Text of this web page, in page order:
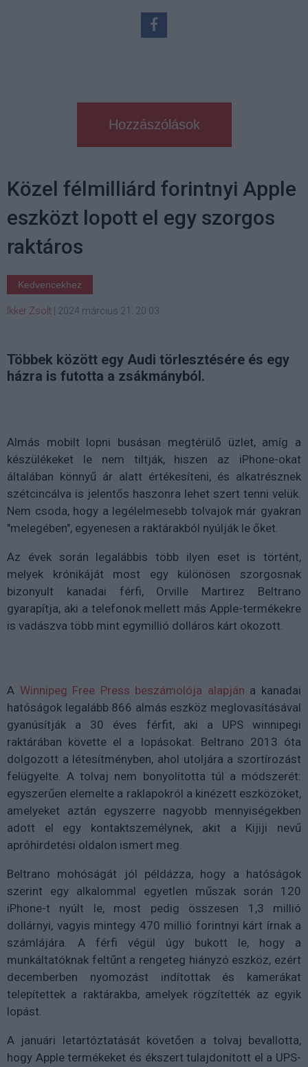
Hozzászólások
Közel félmilliárd forintnyi Apple
eszközt lopott el egy szorgos
raktáros
Kedvencekhez
Ikker Zsolt 2024 március 21. 20:03
Többek között egy Audi törlesztésére és egy
házra is futotta a zsákmányból.
Almás mobilt lopni busásan megtérülő üzlet, amíg a
készülékeket le nem tiltják, hiszen az iPhone-okat
általában könnyű ár alatt értékesíteni, és alkatrésznek
szétcincálva is jelentős haszonra lehet szert tenni velük.
Nem csoda, hogy a legélelmesebb tolvajok már gyakran
"melegében", egyenesen a raktárakból nyúlják le őket.
Az évek során legalábbis több ilyen eset is történt,
melyek krónikáját most egy különösen szorgosnak
bizonyult kanadai férfi, Orville Martirez Beltrano
gyarapítja, aki a telefonok mellett más Apple-termékekre
is vadászva több mint egymillió dolláros kárt okozott.
A Winnipeg Free Press beszámolója alapján a kanadai
hatóságok legalább 866 almás eszköz meglovasításával
gyanúsítják a 30 éves férfit, aki a UPS winnipegi
raktárában követte el a lopásokat. Beltrano 2013 óta
dolgozott a létesítményben, ahol utoljára a szortírozást
felügyelte. A tolvaj nem bonyolította túl a módszerét:
egyszerűen elemelte a raklapokról a kinézett eszközöket,
amelyeket aztán egyszerre nagyobb mennyiségekben
adott el egy kontaktszemélynek, akit a Kijiji nevű
apróhirdetési oldalon ismert meg.
Beltrano mohóságát jól példázza, hogy a hatóságok
szerint egy alkalommal egyetlen műszak során 120
iPhone-t nyúlt le, most pedig összesen 1,3 millió
dollárnyi, vagyis mintegy 470 millió forintnyi kárt írnak a
számlájára. A férfi végül úgy bukott le, hogy a
munkáltatóknak feltűnt a rengeteg hiányzó eszköz, ezért
decemberben nyomozást indítottak és kamerákat
telepítettek a raktárakba, amelyek rögzítették az egyik
lopást.
A januári letartóztatását követően a tolvaj bevallotta,
hogy Apple termékeket és ékszert tulajdonított el a UPS-